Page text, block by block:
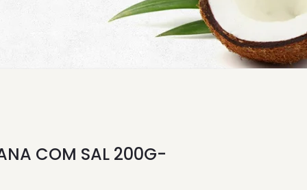
COM SAL 200G-